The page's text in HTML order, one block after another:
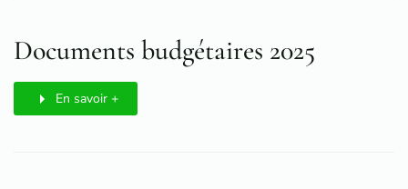
Documents budgétaires 2025
En savoir +